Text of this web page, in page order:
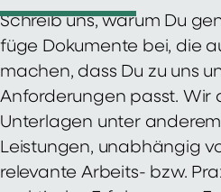
Schreib uns, warum Du
füge Dokumente bei, die
machen, dass Du zu uns
Anforderungen passt. Wir
Unterlagen unter
Leistungen, unabhängig
relevante Arbeits- bzw.